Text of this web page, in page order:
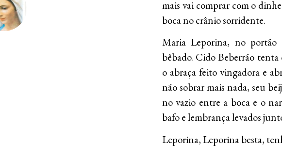
mais vai comprar com o
boca no crânio sorridente.
Maria Leporina, no portão
bêbado. Cido Beberrão
o abraça feito vingadora e
não sobrar mais nada, seu
no vazio entre a boca e o
bafo e lembrança levados
Leporina, Leporina besta,